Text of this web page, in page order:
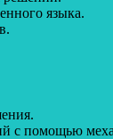
языка.
с помощью